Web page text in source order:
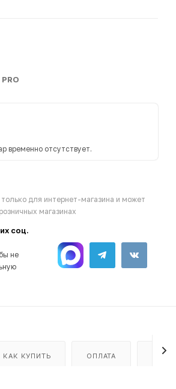
временно отсутствует.
для интернет-магазина и может
магазинах
соц.
не
КАК КУПИТЬ ОПЛАТА